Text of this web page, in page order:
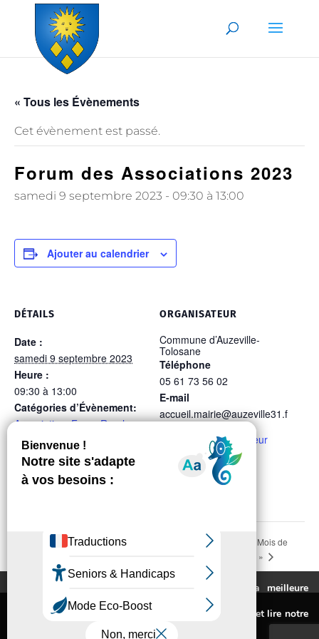
Skip to content
« Tous les Évènements
Cet évènement est passé.
Forum des Associations 2023
samedi 9 septembre 2023 - 09:30 à 13:00
Ajouter au calendrier
DÉTAILS
Date :
samedi 9 septembre 2023
Heure :
09:30 à 13:00
Catégories d’Évènement:
Association,Foyer Rural
ouvertes
ORGANISATEUR
Commune d’Auzeville-
Tolosane
Téléphone
05 61 73 56 02
E-mail
accueil.mairie@auzeville31.f
r
Voir le site Organisateur
LIEU
Vernissage de l’Exposition
Auzeville en Vert ! « Mois de
l’Environnement 2023 »
Mentions légales
Accessibilité : non conforme
Ce site utilise des cookies pour vous fournir la meilleure
expérience de navigation possible.
Pour connaitre les cookies utilisés ou les désactiver et lire notre
politique de confidentialité,
cliquez-ici